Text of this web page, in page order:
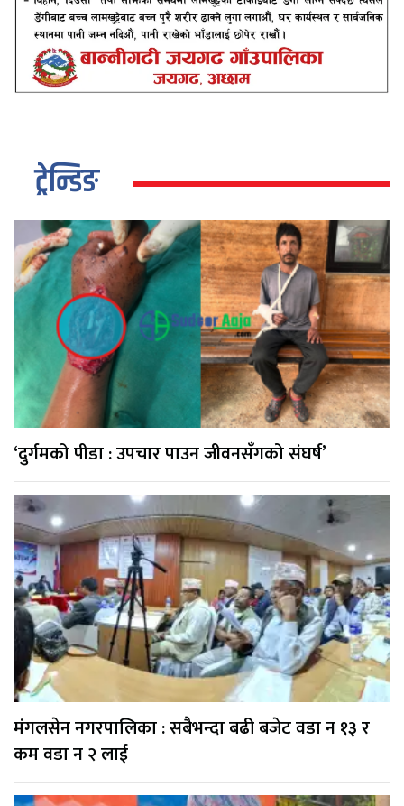
ट्रेन्डिङ
‘दुर्गमको पीडा : उपचार पाउन जीवनसँगको संघर्ष’
मंगलसेन नगरपालिका : सबैभन्दा बढी बजेट वडा न १३ र
कम वडा न २ लाई